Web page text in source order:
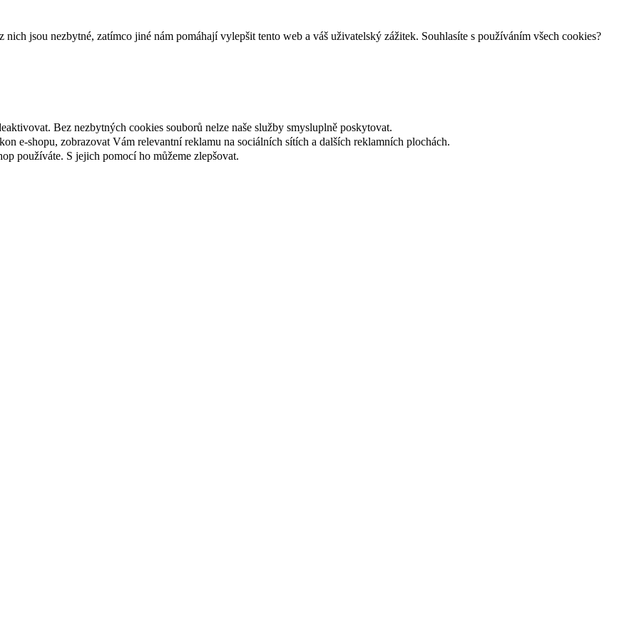
jsou nezbytné, zatímco jiné nám pomáhají vylepšit tento web a váš uživatelský zážitek. Souhlasíte s používáním všech cookies?
Bez nezbytných cookies souborů nelze naše služby smysluplně poskytovat.
e-shopu, zobrazovat Vám relevantní reklamu na sociálních sítích a dalších reklamních plochách.
používáte. S jejich pomocí ho můžeme zlepšovat.